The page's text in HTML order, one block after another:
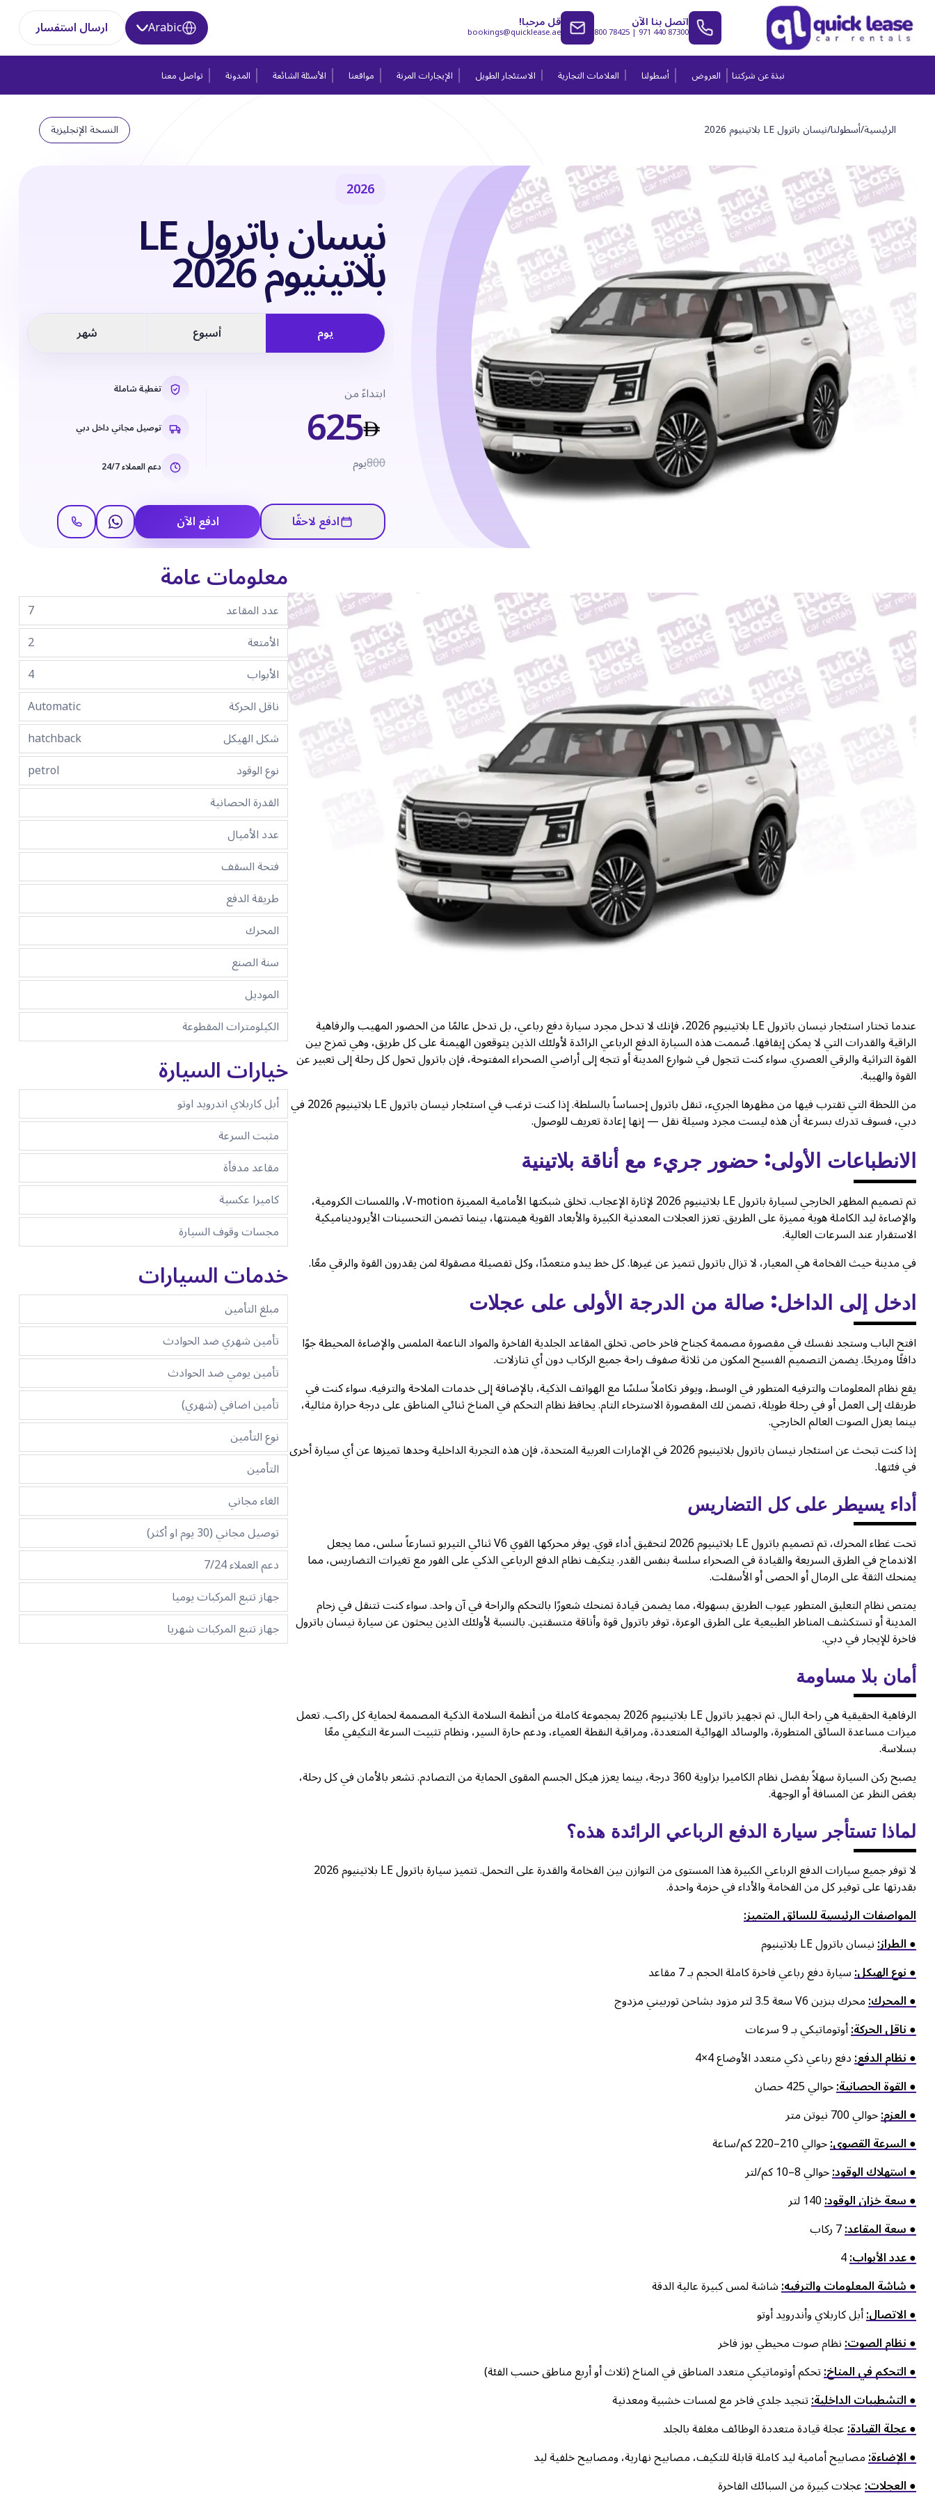
اتصل بنا الآن800 78425 |971 440 87300 قل مرحبا!
bookings@quicklease.ae
Arabic ارسال استفسار
نبذة عن شركتنا العروض أسطولنا العلامات التجارية الاستئجار الطويل الإيجارات المرنة مواقعنا الأسئلة الشائعة المدونة تواصل معنا
الرئيسية/أسطولنا/نيسان باترول LE بلاتينيوم 2026 النسخة الإنجليزية
2026
نيسان باترول LE بلاتينيوم 2026
يوم أسبوع شهر
ابتداءً من625800يوم
تغطية شاملة
توصيل مجاني داخل دبي
دعم العملاء 24/7
ادفع لاحقًا ادفع الآن
عندما تختار استئجار نيسان باترول LE بلاتينيوم 2026، فإنك لا تدخل مجرد سيارة دفع رباعي، بل تدخل عالمًا من الحضور المهيب والرفاهية
الراقية والقدرات التي لا يمكن إيقافها. صُممت هذه السيارة الدفع الرباعي الرائدة لأولئك الذين يتوقعون الهيمنة على كل طريق، وهي تمزج بين
القوة التراثية والرقي العصري. سواء كنت تتجول في شوارع المدينة أو تتجه إلى أراضي الصحراء المفتوحة، فإن باترول تحول كل رحلة إلى تعبير عن
القوة والهيبة.
من اللحظة التي تقترب فيها من مظهرها الجريء، تنقل باترول إحساساً بالسلطة. إذا كنت ترغب في استئجار نيسان باترول LE بلاتينيوم 2026 في
دبي، فسوف تدرك بسرعة أن هذه ليست مجرد وسيلة نقل — إنها إعادة تعريف للوصول.
الانطباعات الأولى: حضور جريء مع أناقة بلاتينية
تم تصميم المظهر الخارجي لسيارة باترول LE بلاتينيوم 2026 لإثارة الإعجاب. تخلق شبكتها الأمامية المميزة V-motion، واللمسات الكرومية،
والإضاءة ليد الكاملة هوية مميزة على الطريق. تعزز العجلات المعدنية الكبيرة والأبعاد القوية هيمنتها، بينما تضمن التحسينات الأيروديناميكية
الاستقرار عند السرعات العالية.
في مدينة حيث الفخامة هي المعيار، لا تزال باترول تتميز عن غيرها. كل خط يبدو متعمدًا، وكل تفصيلة مصقولة لمن يقدرون القوة والرقي معًا.
ادخل إلى الداخل: صالة من الدرجة الأولى على عجلات
افتح الباب وستجد نفسك في مقصورة مصممة كجناح فاخر خاص. تخلق المقاعد الجلدية الفاخرة والمواد الناعمة الملمس والإضاءة المحيطة جوًا
دافئًا ومريحًا. يضمن التصميم الفسيح المكون من ثلاثة صفوف راحة جميع الركاب دون أي تنازلات.
يقع نظام المعلومات والترفيه المتطور في الوسط، ويوفر تكاملاً سلسًا مع الهواتف الذكية، بالإضافة إلى خدمات الملاحة والترفيه. سواء كنت في
طريقك إلى العمل أو في رحلة طويلة، تضمن لك المقصورة الاسترخاء التام. يحافظ نظام التحكم في المناخ ثنائي المناطق على درجة حرارة مثالية،
بينما يعزل الصوت العالم الخارجي.
إذا كنت تبحث عن استئجار نيسان باترول بلاتينيوم 2026 في الإمارات العربية المتحدة، فإن هذه التجربة الداخلية وحدها تميزها عن أي سيارة أخرى
في فئتها.
أداء يسيطر على كل التضاريس
تحت غطاء المحرك، تم تصميم باترول LE بلاتينيوم 2026 لتحقيق أداء قوي. يوفر محركها القوي V6 ثنائي التيربو تسارعاً سلس، مما يجعل
الاندماج في الطرق السريعة والقيادة في الصحراء سلسة بنفس القدر. يتكيف نظام الدفع الرباعي الذكي على الفور مع تغيرات التضاريس، مما
يمنحك الثقة على الرمال أو الحصى أو الأسفلت.
يمتص نظام التعليق المتطور عيوب الطريق بسهولة، مما يضمن قيادة تمنحك شعورًا بالتحكم والراحة في آن واحد. سواء كنت تتنقل في زحام
المدينة أو تستكشف المناظر الطبيعية على الطرق الوعرة، توفر باترول قوة وأناقة متسقتين. بالنسبة لأولئك الذين يبحثون عن سيارة نيسان باترول
فاخرة للإيجار في دبي.
أمان بلا مساومة
الرفاهية الحقيقية هي راحة البال. تم تجهيز باترول LE بلاتينيوم 2026 بمجموعة كاملة من أنظمة السلامة الذكية المصممة لحماية كل راكب. تعمل
ميزات مساعدة السائق المتطورة، والوسائد الهوائية المتعددة، ومراقبة النقطة العمياء، ودعم حارة السير، ونظام تثبيت السرعة التكيفي معًا
بسلاسة.
يصبح ركن السيارة سهلاً بفضل نظام الكاميرا بزاوية 360 درجة، بينما يعزز هيكل الجسم المقوى الحماية من التصادم. تشعر بالأمان في كل رحلة،
بغض النظر عن المسافة أو الوجهة.
لماذا تستأجر سيارة الدفع الرباعي الرائدة هذه؟
لا توفر جميع سيارات الدفع الرباعي الكبيرة هذا المستوى من التوازن بين الفخامة والقدرة على التحمل. تتميز سيارة باترول LE بلاتينيوم 2026
بقدرتها على توفير كل من الفخامة والأداء في حزمة واحدة.
المواصفات الرئيسية للسائق المتميز:
● الطراز:نيسان باترول LE بلاتينيوم
● نوع الهيكل:سيارة دفع رباعي فاخرة كاملة الحجم بـ 7 مقاعد
● المحرك:محرك بنزين V6 سعة 3.5 لتر مزود بشاحن توربيني مزدوج
● ناقل الحركة:أوتوماتيكي بـ 9 سرعات
● نظام الدفع:دفع رباعي ذكي متعدد الأوضاع 4×4
● القوة الحصانية:حوالي 425 حصان
● العزم:حوالي 700 نيوتن متر
● السرعة القصوى:حوالي 210–220 كم/ساعة
● استهلاك الوقود:حوالي 8–10 كم/لتر
● سعة خزان الوقود:140 لتر
● سعة المقاعد:7 ركاب
● عدد الأبواب:4
● شاشة المعلومات والترفيه:شاشة لمس كبيرة عالية الدقة
● الاتصال:أبل كاربلاي وأندرويد أوتو
● نظام الصوت:نظام صوت محيطي بوز فاخر
● التحكم في المناخ:تحكم أوتوماتيكي متعدد المناطق في المناخ (ثلاث أو أربع مناطق حسب الفئة)
● التشطيبات الداخلية:تنجيد جلدي فاخر مع لمسات خشبية ومعدنية
● عجلة القيادة:عجلة قيادة متعددة الوظائف مغلفة بالجلد
● الإضاءة:مصابيح أمامية ليد كاملة قابلة للتكيف، مصابيح نهارية، ومصابيح خلفية ليد
● العجلات:عجلات كبيرة من السبائك الفاخرة
معلومات عامة
عدد المقاعد
7
الأمتعة
2
الأبواب
4
ناقل الحركة
Automatic
شكل الهيكل
hatchback
نوع الوقود
petrol
القدرة الحصانية
عدد الأميال
فتحة السقف
طريقة الدفع
المحرك
سنة الصنع
الموديل
الكيلومترات المقطوعة
خيارات السيارة
أبل كاربلاي اندرويد اوتو
مثبت السرعة
مقاعد مدفأة
كاميرا عكسية
مجسات وقوف السيارة
خدمات السيارات
مبلغ التأمين
تأمين شهري ضد الحوادث
تأمين يومي ضد الحوادث
تأمين اضافي (شهري)
نوع التأمين
التأمين
الغاء مجاني
توصيل مجاني (30 يوم او أكثر)
دعم العملاء 7/24
جهاز تتبع المركبات يوميا
جهاز تتبع المركبات شهريا